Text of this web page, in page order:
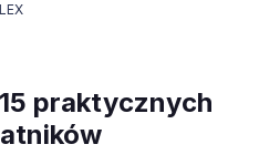
praktycznych